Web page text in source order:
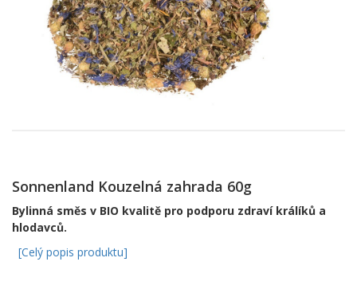
Sonnenland Kouzelná zahrada 60g
Bylinná směs v BIO kvalitě pro podporu zdraví králíků a
hlodavců.
[Celý popis produktu]